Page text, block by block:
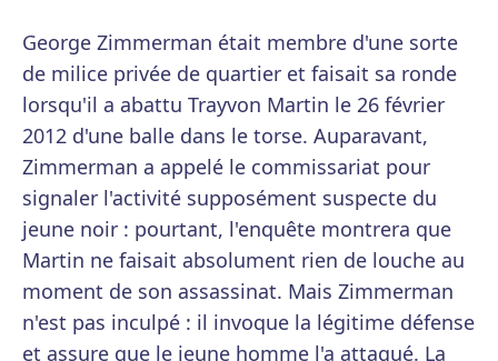
George Zimmerman était membre d'une sorte
de milice privée de quartier et faisait sa ronde
lorsqu'il a abattu Trayvon Martin le 26 février
2012 d'une balle dans le torse. Auparavant,
Zimmerman a appelé le commissariat pour
signaler l'activité supposément suspecte du
jeune noir : pourtant, l'enquête montrera que
Martin ne faisait absolument rien de louche au
moment de son assassinat. Mais Zimmerman
n'est pas inculpé : il invoque la légitime défense
et assure que le jeune homme l'a attaqué. La